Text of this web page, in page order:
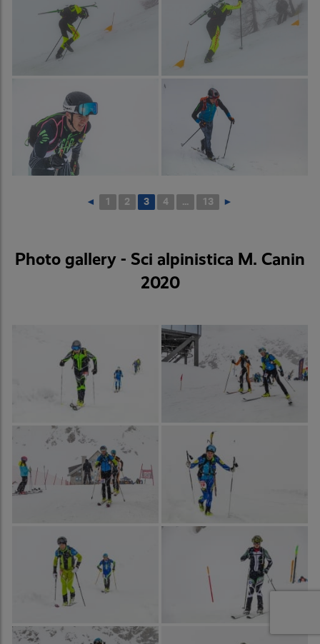
◄ 1 2 3 4 ... 13 ►
Photo gallery - Sci alpinistica M. Canin
2020